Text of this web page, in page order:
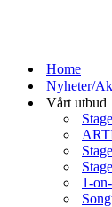
Home
Nyheter/
Vårt utbud
1-